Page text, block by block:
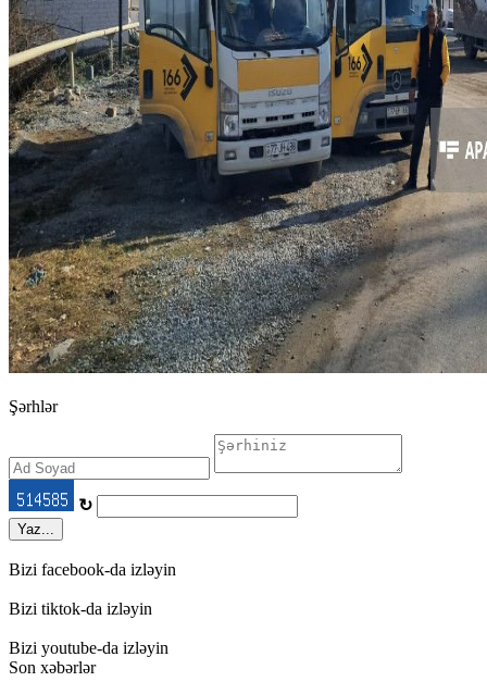
Şərhlər
↻
Yaz...
Bizi facebook-da izləyin
Bizi tiktok-da izləyin
Bizi youtube-da izləyin
Son xəbərlər